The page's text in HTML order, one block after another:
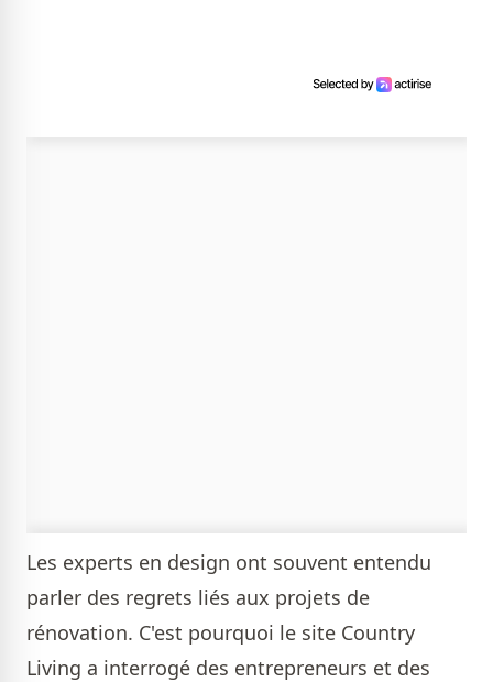
Les experts en design ont souvent entendu
parler des regrets liés aux projets de
rénovation. C'est pourquoi le site Country
Living a interrogé des entrepreneurs et des